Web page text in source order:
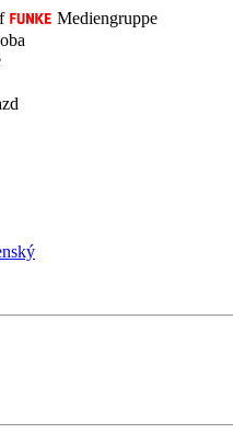
Mediengruppe